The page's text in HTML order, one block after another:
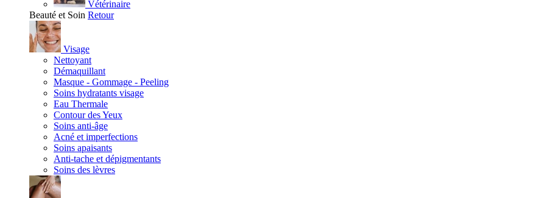
Vétérinaire
Beauté et Soin Retour
Visage
Nettoyant
Démaquillant
Masque - Gommage - Peeling
Soins hydratants visage
Eau Thermale
Contour des Yeux
Soins anti-âge
Acné et imperfections
Soins apaisants
Anti-tache et dépigmentants
Soins des lèvres